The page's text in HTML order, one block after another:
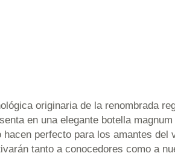
originaria de la renombrada
en una elegante botella
perfecto para los amantes del
tanto a conocedores como a